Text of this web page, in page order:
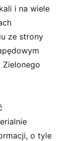
i na wiele
ze strony
Zielonego
o tyle